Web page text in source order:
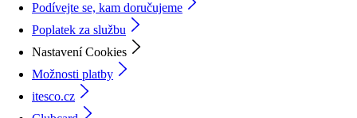
Podívejte se, kam doručujeme
Poplatek za službu
Nastavení Cookies
Možnosti platby
itesco.cz